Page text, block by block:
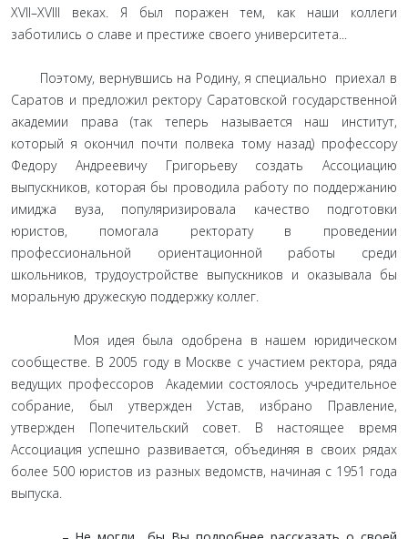
ХVII–ХVIII веках. Я был поражен тем, как наши коллеги
заботились о славе и престиже своего университета...
Поэтому, вернувшись на Родину, я специально приехал в
Саратов и предложил ректору Саратовской государственной
академии права (так теперь называется наш институт,
который я окончил почти полвека тому назад) профессору
Федору Андреевичу Григорьеву создать Ассоциацию
выпускников, которая бы проводила работу по поддержанию
имиджа вуза, популяризировала качество подготовки
юристов, помогала ректорату в проведении
профессиональной ориентационной работы среди
школьников, трудоустройстве выпускников и оказывала бы
моральную дружескую поддержку коллег.
Моя идея была одобрена в нашем юридическом
сообществе. В 2005 году в Москве с участием ректора, ряда
ведущих профессоров Академии состоялось учредительное
собрание, был утвержден Устав, избрано Правление,
утвержден Попечительский совет. В настоящее время
Ассоциация успешно развивается, объединяя в своих рядах
более 500 юристов из разных ведомств, начиная с 1951 года
выпуска.